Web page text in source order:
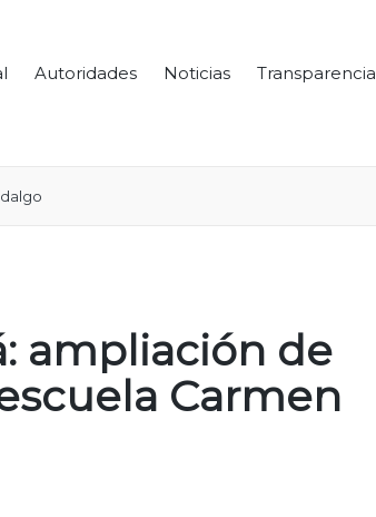
Autoridades Noticias Transparencia
ampliación de
Carmen